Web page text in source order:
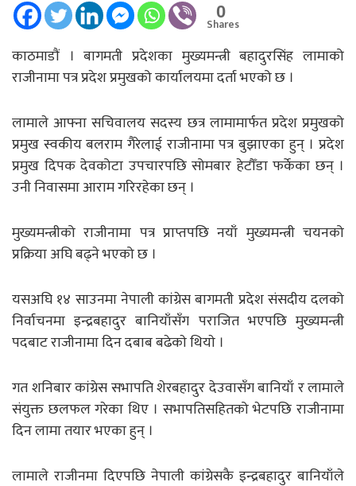
0
Shares
काठमाडाैं । बागमती प्रदेशका मुख्यमन्त्री बहादुरसिंह लामाको
राजीनामा पत्र प्रदेश प्रमुखको कार्यालयमा दर्ता भएको छ ।
लामाले आफ्ना सचिवालय सदस्य छत्र लामामार्फत प्रदेश प्रमुखको
प्रमुख स्वकीय बलराम गैरेलाई राजीनामा पत्र बुझाएका हुन् । प्रदेश
प्रमुख दिपक देवकोटा उपचारपछि सोमबार हेटौँडा फर्केका छन् ।
उनी निवासमा आराम गरिरहेका छन् ।
मुख्यमन्त्रीको राजीनामा पत्र प्राप्तपछि नयाँ मुख्यमन्त्री चयनको
प्रक्रिया अघि बढ्ने भएको छ ।
यसअघि १४ साउनमा नेपाली कांग्रेस बागमती प्रदेश संसदीय दलको
निर्वाचनमा इन्द्रबहादुर बानियाँसँग पराजित भएपछि मुख्यमन्त्री
पदबाट राजीनामा दिन दबाब बढेकाे थियाे ।
गत शनिबार कांग्रेस सभापति शेरबहादुर देउवासँग बानियाँ र लामाले
संयुक्त छलफल गरेका थिए । सभापतिसहितको भेटपछि राजीनामा
दिन लामा तयार भएका हुन् ।
लामाले राजीनमा दिएपछि नेपाली कांग्रेसकै इन्द्रबहादुर बानियाँले